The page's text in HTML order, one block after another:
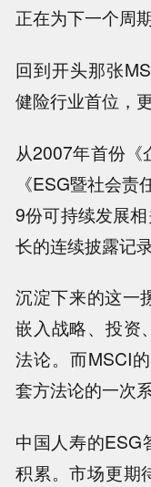
正在为下一个周
回到开头那张
健险行业首位，
从2007年首份《
《ESG暨社会
9份可持续发展
长的连续披露记录
沉淀下来的这一
嵌入战略、投资
法论。而MSCI
套方法论的一次
中国人寿的ESG
积累。市场更期